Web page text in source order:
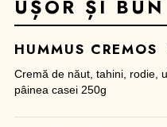
UȘOR ȘI BUN
HUMMUS CREMOS
Cremă de năut, tahini, rodie,
pâinea casei 250g